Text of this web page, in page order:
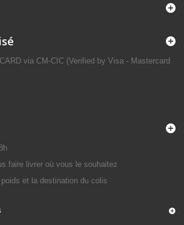
via CM-CIC (Verified by Visa - Mastercard
faire livrer où vous le souhaitez
et la destination du colis